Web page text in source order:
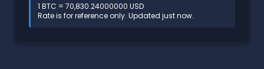
1 BTC = 70,830.24000000 USD
Rate is for reference only. Updated just now.